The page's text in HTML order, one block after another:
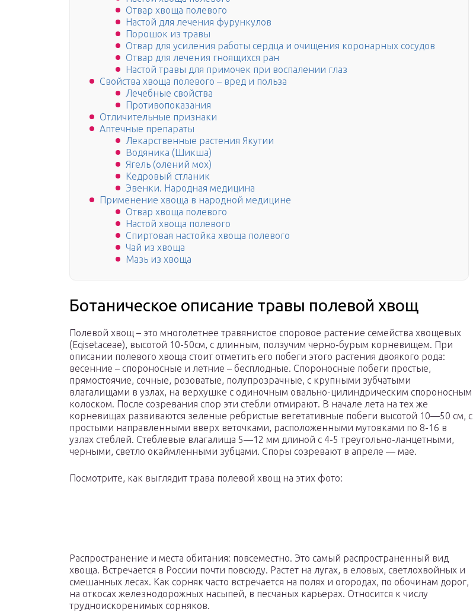
Отвар хвоща полевого
Настой для лечения фурункулов
Порошок из травы
Отвар для усиления работы сердца и очищения коронарных сосудов
Отвар для лечения гноящихся ран
Настой травы для примочек при воспалении глаз
Свойства хвоща полевого – вред и польза
Лечебные свойства
Противопоказания
Отличительные признаки
Аптечные препараты
Лекарственные растения Якутии
Водяника (Шикша)
Ягель (олений мох)
Кедровый стланик
Эвенки. Народная медицина
Применение хвоща в народной медицине
Отвар хвоща полевого
Настой хвоща полевого
Спиртовая настойка хвоща полевого
Чай из хвоща
Мазь из хвоща
Ботаническое описание травы полевой хвощ
Полевой хвощ – это многолетнее травянистое споровое растение семейства хвощевых
(Eqisetaceae), высотой 10-50см, с длинным, ползучим черно-бурым корневищем. При
описании полевого хвоща стоит отметить его побеги этого растения двоякого рода:
весенние – спороносные и летние – бесплодные. Спороносные побеги простые,
прямостоячие, сочные, розоватые, полупрозрачные, с крупными зубчатыми
влагалищами в узлах, на верхушке с одиночным овально-цилиндрическим спороносным
колоском. После созревания спор эти стебли отмирают. В начале лета на тех же
корневищах развиваются зеленые ребристые вегетативные побеги высотой 10—50 см, с
простыми направленными вверх веточками, расположенными мутовками по 8-16 в
узлах стеблей. Стеблевые влагалища 5—12 мм длиной с 4-5 треугольно-ланцетными,
черными, светло окаймленными зубцами. Споры созревают в апреле — мае.
Посмотрите, как выглядит трава полевой хвощ на этих фото:
Распространение и места обитания: повсеместно. Это самый распространенный вид
хвоща. Встречается в России почти повсюду. Растет на лугах, в еловых, светлохвойных и
смешанных лесах. Как сорняк часто встречается на полях и огородах, по обочинам дорог,
на откосах железнодорожных насыпей, в песчаных карьерах. Относится к числу
трудноискоренимых сорняков.